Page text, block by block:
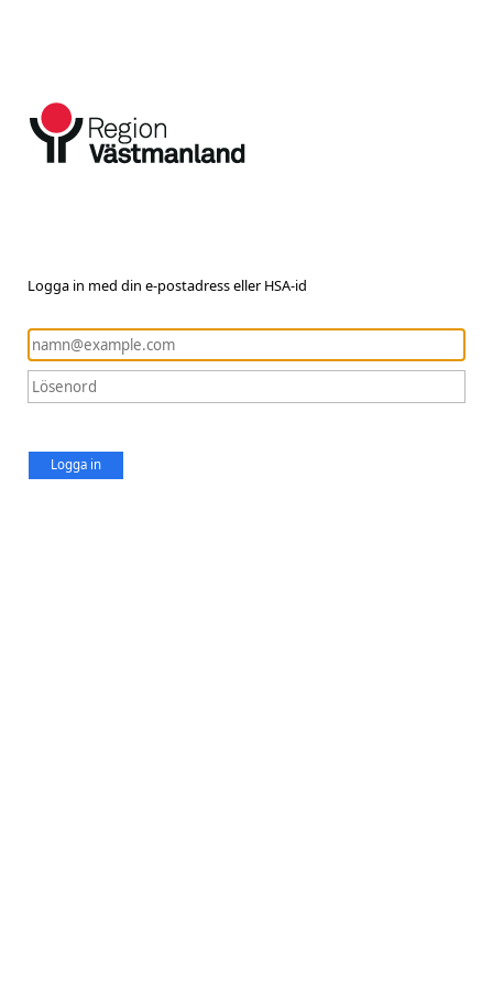
Logga in med din e-postadress eller HSA-id
Logga in